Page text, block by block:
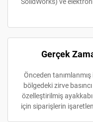
Gerçek
Önceden
bölgedeki zirve
özelleştirilmiş
için siparişlerin